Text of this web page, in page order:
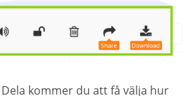
kommer du att få välja hur